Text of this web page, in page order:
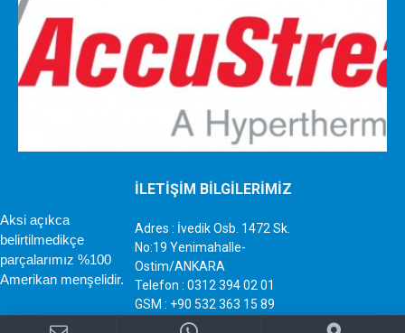
Aksi açıkca
belirtilmedikçe
parçalarımız %100
Amerikan menşelidir.
İLETİŞİM BİLGİLERİMİZ
Adres : İvedik Osb. 1472 Sk.
No:19 Yenimahalle-
Ostim/ANKARA
Telefon : 0312 394 02 01
GSM : +90 532 363 15 89
Mail : info@sujetiparca.com